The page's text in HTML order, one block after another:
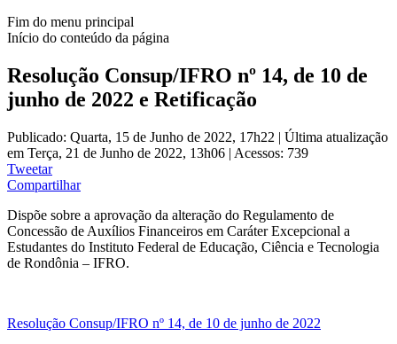
Fim do menu principal
Início do conteúdo da página
Resolução Consup/IFRO nº 14, de 10 de
junho de 2022 e Retificação
Publicado: Quarta, 15 de Junho de 2022, 17h22 | Última atualização
em Terça, 21 de Junho de 2022, 13h06 | Acessos: 739
Tweetar
Compartilhar
Dispõe sobre a aprovação da alteração do Regulamento de
Concessão de Auxílios Financeiros em Caráter Excepcional a
Estudantes do Instituto Federal de Educação, Ciência e Tecnologia
de Rondônia ‒ IFRO.
Resolução Consup/IFRO nº 14, de 10 de junho de 2022